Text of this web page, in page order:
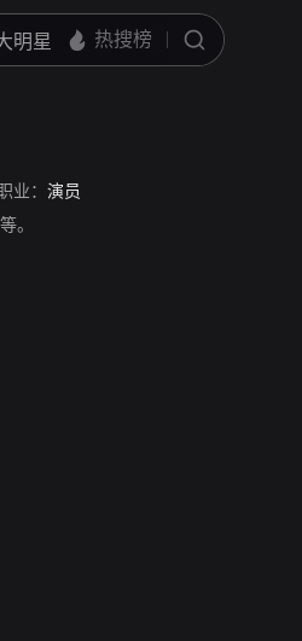
业： 演员
。